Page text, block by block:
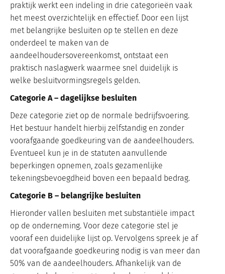
praktijk werkt een indeling in drie categorieën vaak
het meest overzichtelijk en effectief. Door een lijst
met belangrijke besluiten op te stellen en deze
onderdeel te maken van de
aandeelhoudersovereenkomst, ontstaat een
praktisch naslagwerk waarmee snel duidelijk is
welke besluitvormingsregels gelden.
Categorie A – dagelijkse besluiten
Deze categorie ziet op de normale bedrijfsvoering.
Het bestuur handelt hierbij zelfstandig en zonder
voorafgaande goedkeuring van de aandeelhouders.
Eventueel kun je in de statuten aanvullende
beperkingen opnemen, zoals gezamenlijke
tekeningsbevoegdheid boven een bepaald bedrag.
Categorie B – belangrijke besluiten
Hieronder vallen besluiten met substantiële impact
op de onderneming. Voor deze categorie stel je
vooraf een duidelijke lijst op. Vervolgens spreek je af
dat voorafgaande goedkeuring nodig is van meer dan
50% van de aandeelhouders. Afhankelijk van de